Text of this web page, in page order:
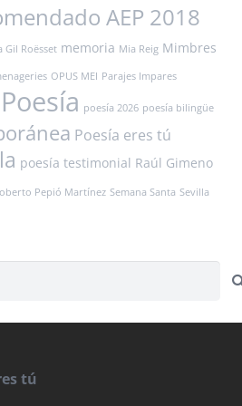
AEP 2018
Gil Roësset memoria Mia Reig Mimbres
OPUS MEI Parajes Impares
Poesía poesía 2026 poesía bilingüe
Poesía eres tú
poesía testimonial Raúl Gimeno
Pepió Martínez Semana Santa Sevilla
tú